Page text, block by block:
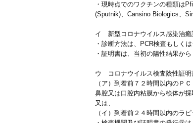
・現時点でのワクチンの種類は
(Sputnik)、Cansino Biologics、
イ 新型コロナウイルス感染治癒
・診断方法は、PCR検査もしく
・証明書は、当初の陽性結果か
ウ コロナウイルス検査陰性証明
（ア）到着前７２時間以内のＰ
鼻腔又は口腔内粘膜から検体が
又は、
（イ）到着前２４時間以内のラ